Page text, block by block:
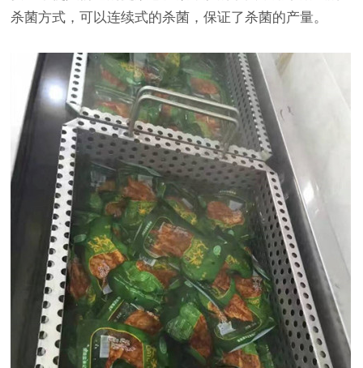
杀菌方式，可以连续式的杀菌，保证了杀菌的产量。